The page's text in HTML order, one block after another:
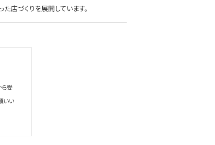
店づくりを展開しています。
ら受
いい